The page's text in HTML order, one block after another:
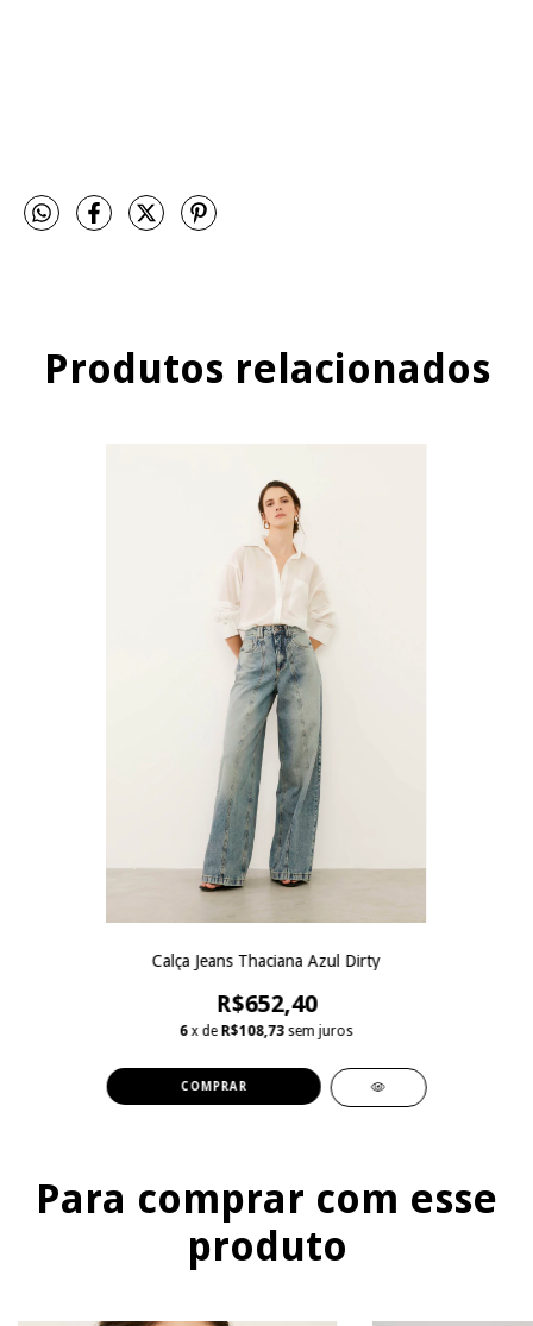
Produtos relacionados
Calça Jeans Thaciana Azul Dirty
R$652,40
6 x de R$108,73 sem juros
COMPRAR
Para comprar com esse
produto